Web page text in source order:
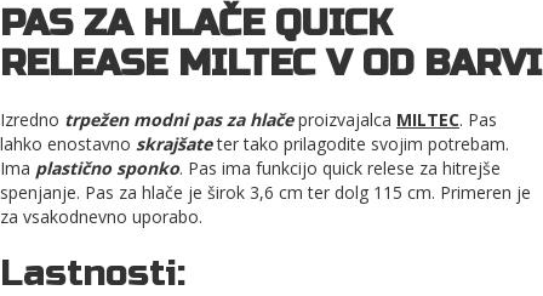
PAS ZA HLAČE QUICK
RELEASE MILTEC V OD BARVI
Izredno trpežen modni pas za hlačeproizvajalca MILTEC. Pas
lahko enostavno skrajšateter tako prilagodite svojim potrebam.
Ima plastično sponko. Pas ima funkcijo quick relese za hitrejše
spenjanje. Pas za hlače je širok 3,6 cm ter dolg 115 cm. Primeren je
za vsakodnevno uporabo.
Lastnosti: